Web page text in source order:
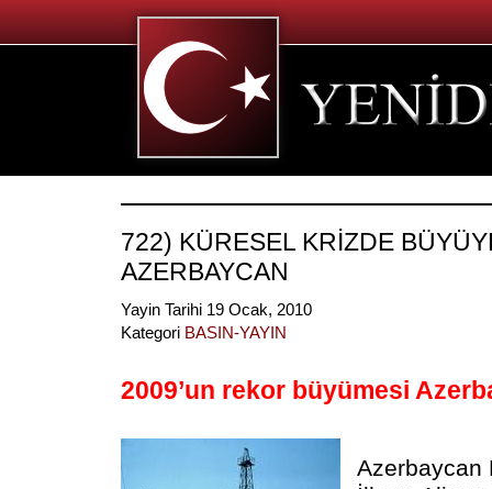
722) KÜRESEL KRİZDE
AZERBAYCAN
Yayin Tarihi 19 Ocak, 2010
Kategori BASIN-YAYIN
2009’un rekor büyümesi
Azerbaycan